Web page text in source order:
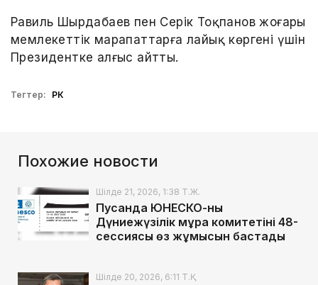
Равиль Шырдабаев пен Серік Тоқпанов жоғары
мемлекеттік марапаттарға лайық көргені үшін
Президентке алғыс айтты.
Тегтер: РК
Похожие новости
Шілде 21, 2026, 1:38 Т.Ж.
Пусанда ЮНЕСКО-ның
Дүниежүзілік мұра комитетінің 48-
сессиясы өз жұмысын бастады
Шілде 20, 2026, 6:11 Т.Қ.